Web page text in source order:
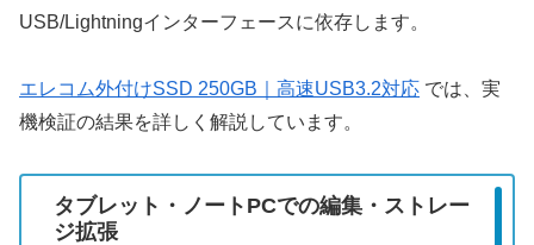
USB/Lightningインターフェースに依存します。
エレコム外付けSSD 250GB｜高速USB3.2対応 では、実
機検証の結果を詳しく解説しています。
タブレット・ノートPCでの編集・ストレー
ジ拡張